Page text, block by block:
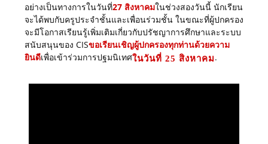
อย่างเป็นทางการในวันที่27 สิงหาคมในช่วงสองวันนี้ นักเรียน
จะได้พบกับครูประจำชั้นและเพื่อนร่วมชั้น ในขณะที่ผู้ปกครอง
จะมีโอกาสเรียนรู้เพิ่มเติมเกี่ยวกับปรัชญาการศึกษาและระบบ
สนับสนุนของ CISขอเรียนเชิญผู้ปกครองทุกท่านด้วยความ
ยินดีเพื่อเข้าร่วมการปฐมนิเทศในวันที่ 25 สิงหาคม.